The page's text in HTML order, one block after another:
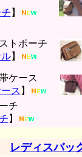
】
トポーチ
】
ケース
ス 】
チ
】
レディスバッ